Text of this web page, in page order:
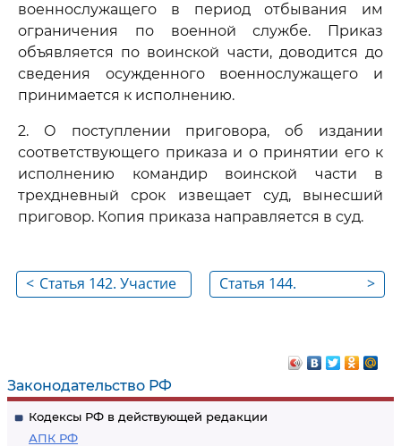
Законодательство РФ
Кодексы РФ в действующей редакции
АПК РФ
военнослужащего в период отбывания им
ограничения по военной службе. Приказ
объявляется по воинской части, доводится до
сведения осужденного военнослужащего и
принимается к исполнению.
2. О поступлении приговора, об издании
соответствующего приказа и о принятии его к
исполнению командир воинской части в
трехдневный срок извещает суд, вынесший
приговор. Копия приказа направляется в суд.
< Статья 142. Участие
>
Статья 144.
содержания
осужденного
военнослужащего